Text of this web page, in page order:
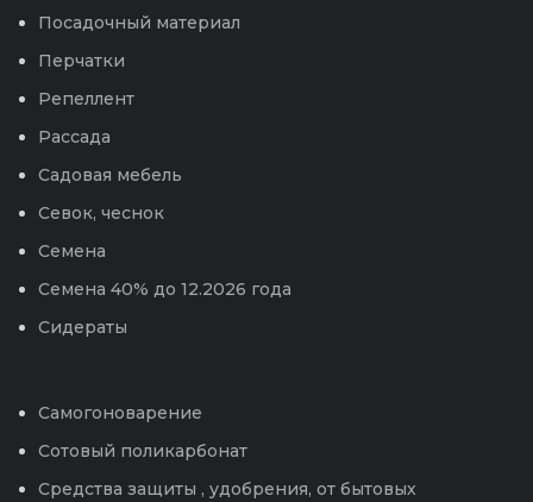
Посадочный материал
Перчатки
Репеллент
Рассада
Садовая мебель
Севок, чеснок
Семена
Семена 40% до 12.2026 года
Сидераты
Самогоноварение
Сотовый поликарбонат
Средства защиты , удобрения, от бытовых